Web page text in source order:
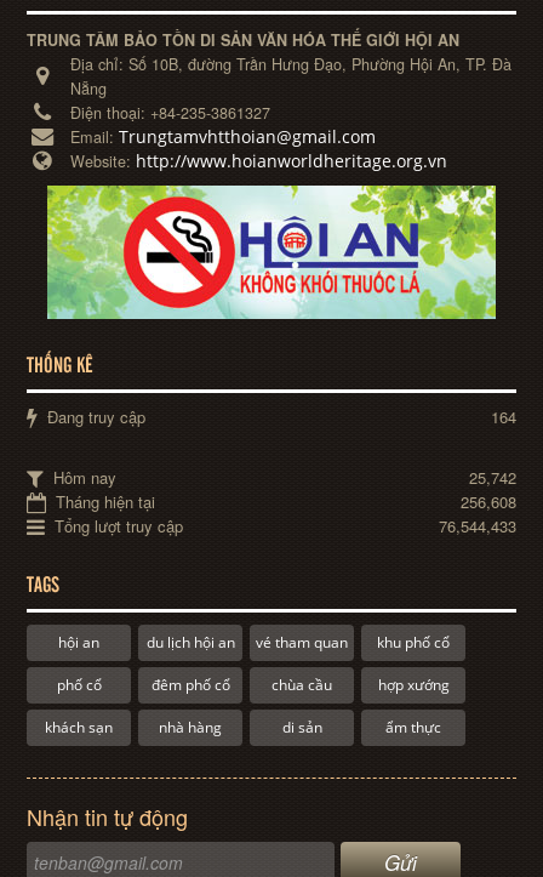
TRUNG TÂM BẢO TỒN DI SẢN VĂN HÓA THẾ GIỚI HỘI AN
Địa chỉ:Số 10B, đường Trần Hưng Đạo, Phường Hội An, TP. Đà
Nẵng
Điện thoại: +84-235-3861327
Email:Trungtamvhtthoian@gmail.com
Website: http://www.hoianworldheritage.org.vn
THỐNG KÊ
Đang truy cập 164
Hôm nay
25,742
Tháng hiện tại
256,608
Tổng lượt truy cập
76,544,433
TAGS
hội an du lịch hội an vé tham quan khu phố cổ
phố cổ đêm phố cổ chùa cầu hợp xướng
khách sạn nhà hàng di sản ẩm thực
Nhận tin tự động